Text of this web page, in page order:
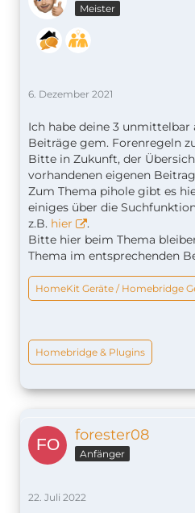
Meister
6. Dezember 2021
Ich habe deine 3
Beiträge gem. Forenregeln
Bitte in Zukunft, der
vorhandenen eigenen
Zum Thema pihole gibt es
einiges über die
z.B. hier
.
Bitte hier beim Thema
Thema im entsprechenden
HomeKit Geräte / Homebridge
Homebridge & Plugins
forester08
Anfänger
22. Juli 2022